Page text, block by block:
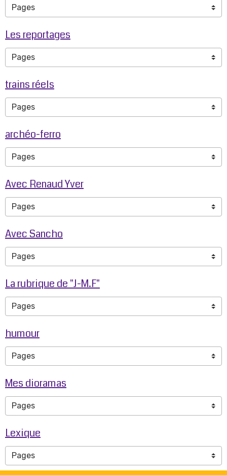
Les reportages
trains réels
archéo-ferro
Avec Renaud Yver
Avec Sancho
La rubrique de "J-M.F"
humour
Mes dioramas
Lexique